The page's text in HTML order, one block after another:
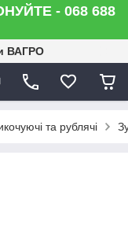
- 068 688
ВАГРО
та рублячі